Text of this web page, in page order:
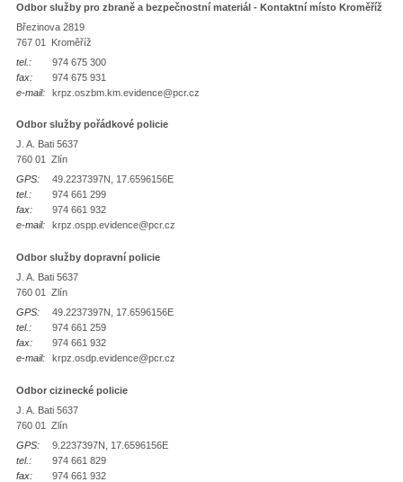
Odbor služby pro zbraně a bezpečnostní materiál - Kontaktní místo Kroměříž
Březinova 2819
767 01 Kroměříž
tel.:
974 675 300
fax:
974 675 931
e-mail:
krpz.oszbm.km.evidence@pcr.cz
Odbor služby pořádkové policie
J. A. Bati 5637
760 01 Zlín
GPS:
49.2237397N, 17.6596156E
tel.:
974 661 299
fax:
974 661 932
e-mail:
krpz.ospp.evidence@pcr.cz
Odbor služby dopravní policie
J. A. Bati 5637
760 01 Zlín
GPS:
49.2237397N, 17.6596156E
tel.:
974 661 259
fax:
974 661 932
e-mail:
krpz.osdp.evidence@pcr.cz
Odbor cizinecké policie
J. A. Bati 5637
760 01 Zlín
GPS:
9.2237397N, 17.6596156E
tel.:
974 661 829
fax:
974 661 932